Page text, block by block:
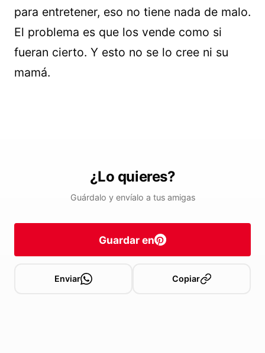
para entretener, eso no tiene nada de malo.
El problema es que los vende como si
fueran cierto. Y esto no se lo cree ni su
mamá.
¿Lo quieres?
Guárdalo y envíalo a tus amigas
Guardar en
Enviar Copiar